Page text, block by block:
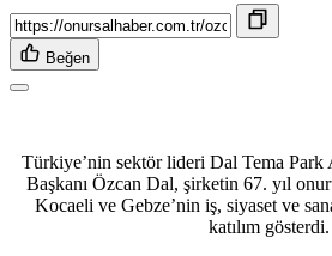
Beğen
Türkiye’nin sektör lideri Dal Tema
Başkanı Özcan Dal, şirketin 67. yıl
Kocaeli ve Gebze’nin iş, siyaset ve
katılım gösterdi.